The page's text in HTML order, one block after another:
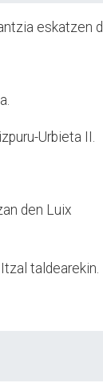
eskatzen
Urbieta II.
den Luix
taldearekin.